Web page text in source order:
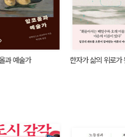
과 예술가 한자가 삶의 위로가